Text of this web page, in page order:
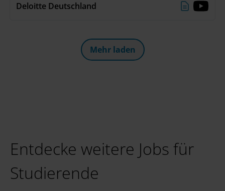
„The Stage“ im Deloitte Office in Düsseldorf
Deloitte Greenhouse Workshop und viel Zeit zum
Networken liegen hinter uns. Ein großes Danke an
Deloitte Deutschland
Mehr laden
Entdecke weitere Jobs für
Studierende